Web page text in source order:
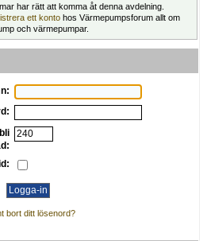
har rätt att komma åt denna avdelning.
ett konto hos Värmepumpsforum allt om
och värmepumpar.
bort ditt lösenord?